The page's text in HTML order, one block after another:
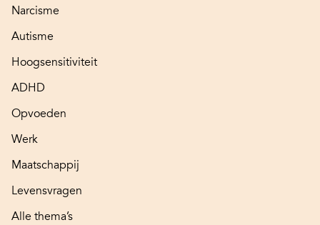
Narcisme
Autisme
Hoogsensitiviteit
ADHD
Opvoeden
Werk
Maatschappij
Levensvragen
Alle thema’s